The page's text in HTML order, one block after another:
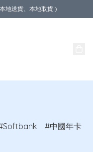
地送貨、本地取貨 )
Softbank
中國年卡